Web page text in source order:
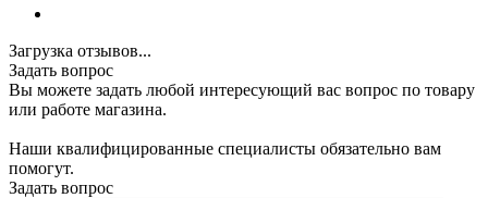
Загрузка отзывов...
Задать вопрос
Вы можете задать любой интересующий вас вопрос по товару
или работе магазина.
Наши квалифицированные специалисты обязательно вам
помогут.
Задать вопрос